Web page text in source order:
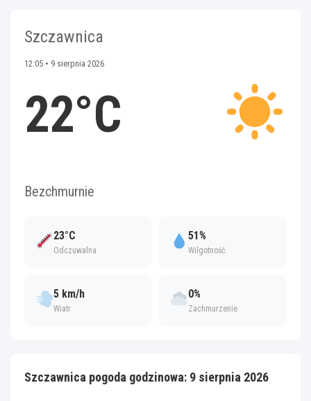
Szczawnica
12:05 • 9 sierpnia 2026
22°C
Bezchmurnie
23°C
Odczuwalna
51%
Wilgotność
5 km/h
Wiatr
0%
Zachmurzenie
Szczawnica pogoda godzinowa: 9 sierpnia 2026